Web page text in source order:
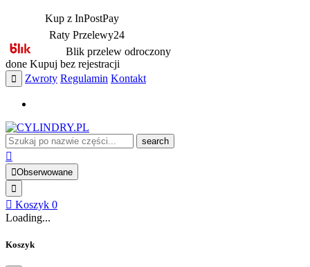
Kup z InPostPay
Raty Przelewy24
Blik przelew odroczony
done Kupuj bez rejestracji
Zwroty Regulamin Kontakt
search
Obserwowane
Koszyk 0
Loading...
Koszyk